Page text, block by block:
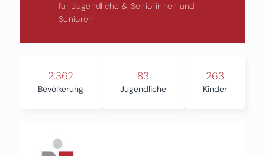
für Jugendliche & Seniorinnen und
Senioren
2.362
Bevölkerung
83
Jugendliche
263
Kinder